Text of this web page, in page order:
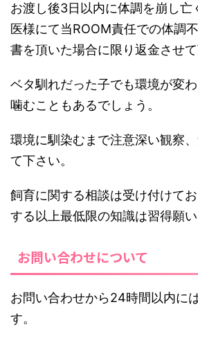
お渡し後3日以内に体調を崩し亡
医様にて当ROOM責任での体調
書を頂いた場合に限り返金させて
ベタ馴れだった子でも環境が変
噛むこともあるでしょう。
環境に馴染むまで注意深い観察
て下さい。
飼育に関する相談は受け付けて
する以上最低限の知識は習得願い
お問い合わせについて
お問い合わせから24時間以内に
す。